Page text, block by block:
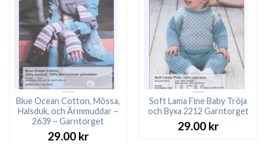
Blue Ocean Cotton, Mössa,
Halsduk, och Ärmmuddar –
2639 – Garntorget
29.00 kr
Soft Lama Fine Baby Tröja
och Byxa 2212 Garntorget
29.00 kr